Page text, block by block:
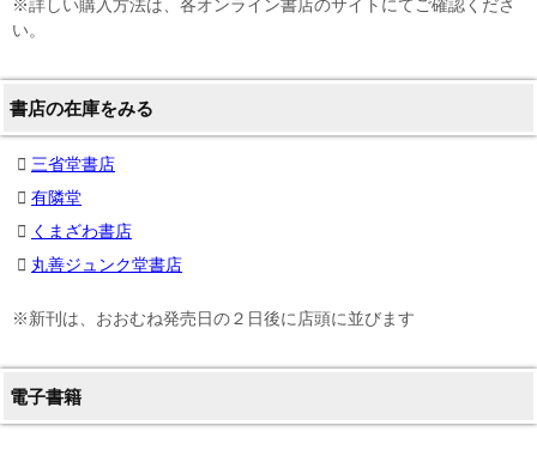
※詳しい購入方法は、各オンライン書店のサイトにてご確認くださ
い。
書店の在庫をみる
三省堂書店
有隣堂
くまざわ書店
丸善ジュンク堂書店
※新刊は、おおむね発売日の２日後に店頭に並びます
電子書籍